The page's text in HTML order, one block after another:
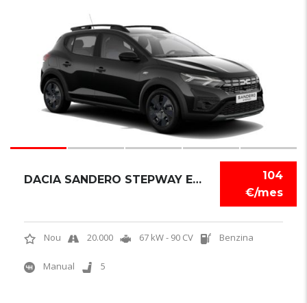
104
€/mes
DACIA SANDERO STEPWAY EXPRESSION
Nou 20.000 67 kW - 90 CV Benzina
Manual 5